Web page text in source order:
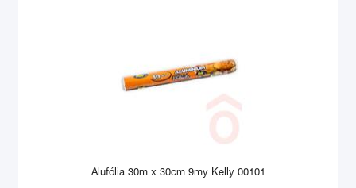
Alufólia 30m x 30cm 9my Kelly 00101